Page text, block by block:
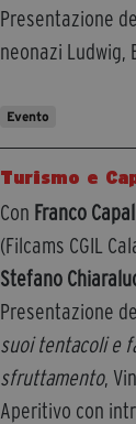
Presentazione
neonazi Ludwig,
Evento
Turismo e
Con Franco
(Filcams CGIL
Stefano
Presentazione
suoi tentacoli e
sfruttamento,
Aperitivo con